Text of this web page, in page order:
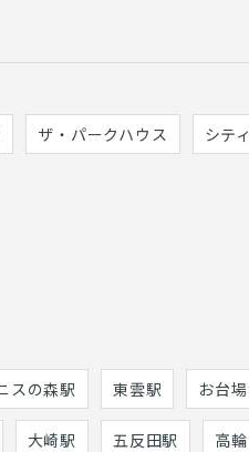
ザ・パークハウス シテ
スの森駅 東雲駅 お台
大崎駅 五反田駅 高